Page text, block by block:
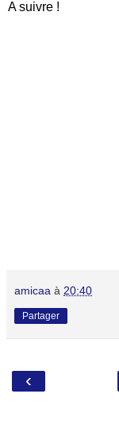
A suivre !
amicaa à 20:40
Partager
‹